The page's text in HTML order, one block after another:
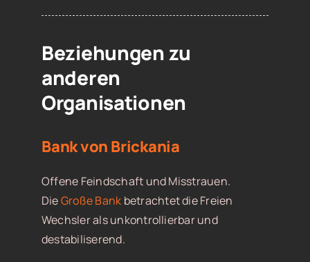
Beziehungen zu
anderen
Organisationen
Bank von Brickania
Offene Feindschaft und Misstrauen.
DieGroße Bank betrachtet die Freien
Wechsler als unkontrollierbar und
destabiliserend.